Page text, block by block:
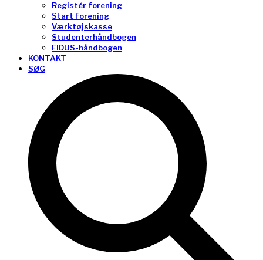
Registér forening
Start forening
Værktøjskasse
Studenterhåndbogen
FIDUS-håndbogen
KONTAKT
SØG